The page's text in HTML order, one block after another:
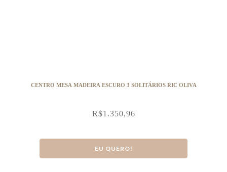
CENTRO MESA MADEIRA ESCURO 3 SOLITÁRIOS RIC OLIVA
R$1.350,96
EU QUERO!